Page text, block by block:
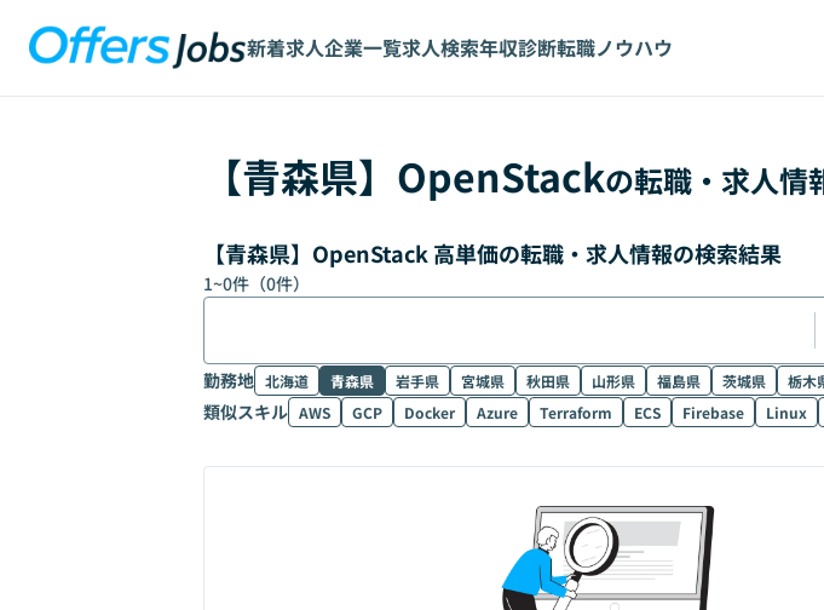
新着求人企業一覧求人検索年収診断転職ノウハウ
【青森県】 OpenStackの転職・求人情
【青森県】OpenStack 高単価の転職・求人情報の検索結果
1~0件（0件）
勤務地 北海道 青森県 岩手県 宮城県 秋田県 山形県 福島県 茨城県 栃木
類似スキル AWS GCP Docker Azure Terraform ECS Firebase Linux